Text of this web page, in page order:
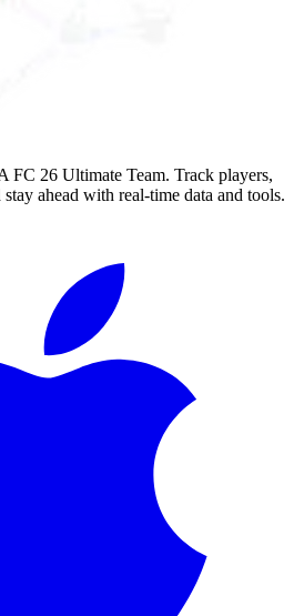
FC 26 Ultimate Team. Track players,
ahead with real-time data and tools.